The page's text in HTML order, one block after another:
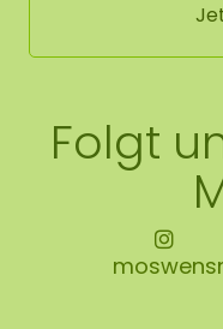
Folgt
moswens